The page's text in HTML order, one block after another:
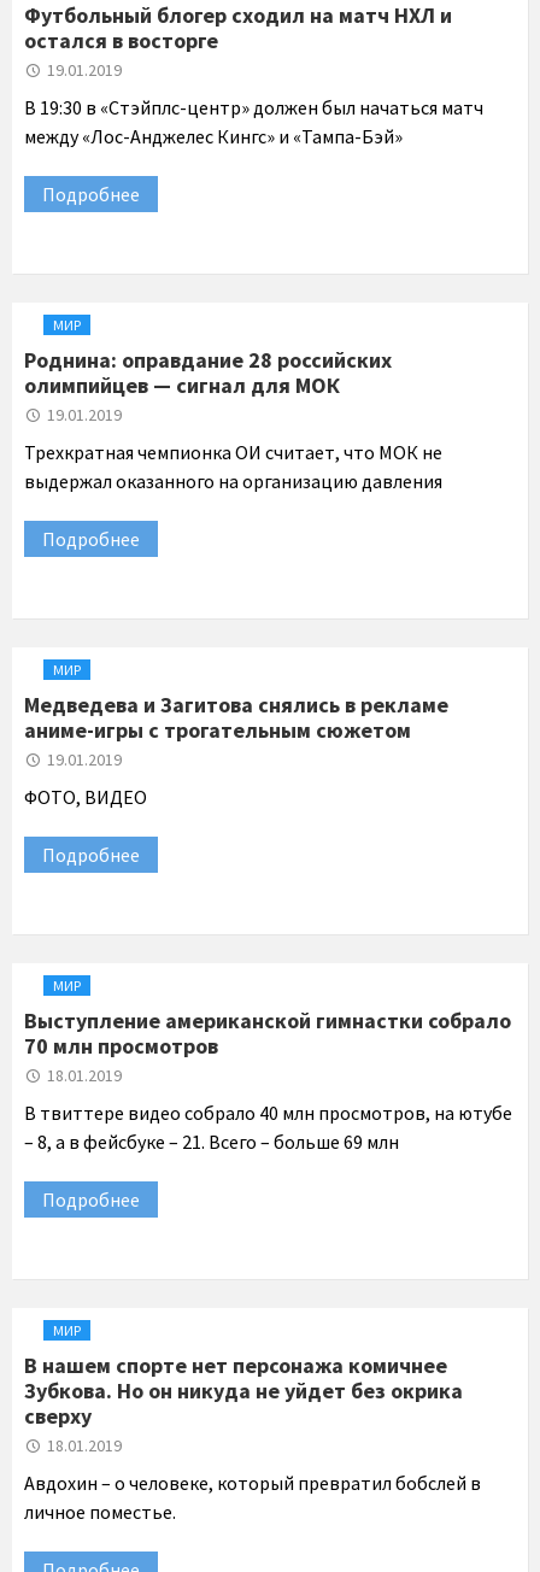
Футбольный блогер сходил на матч НХЛ и
остался в восторге
19.01.2019
В 19:30 в «Стэйплс-центр» должен был начаться матч
между «Лос-Анджелес Кингс» и «Тампа-Бэй»
Подробнее
МИР
Роднина: оправдание 28 российских
олимпийцев — сигнал для МОК
19.01.2019
Трехкратная чемпионка ОИ считает, что МОК не
выдержал оказанного на организацию давления
Подробнее
МИР
Медведева и Загитова снялись в рекламе
аниме-игры с трогательным сюжетом
19.01.2019
ФОТО, ВИДЕО
Подробнее
МИР
Выступление американской гимнастки собрало
70 млн просмотров
18.01.2019
В твиттере видео собрало 40 млн просмотров, на ютубе
– 8, а в фейсбуке – 21. Всего – больше 69 млн
Подробнее
МИР
В нашем спорте нет персонажа комичнее
Зубкова. Но он никуда не уйдет без окрика
сверху
18.01.2019
Авдохин – о человеке, который превратил бобслей в
личное поместье.